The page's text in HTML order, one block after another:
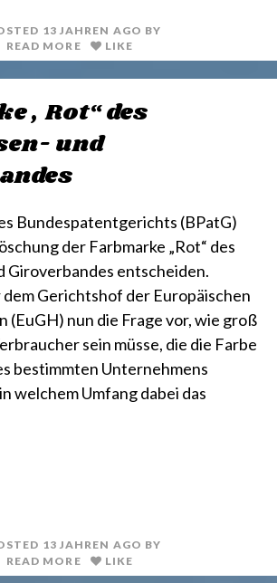
13 JAHREN AGO BY
READ MORE
LIKE
„Rot“ des
und
Bundespatentgerichts (BPatG)
der Farbmarke „Rot“ des
Giroverbandes entscheiden.
Gerichtshof der Europäischen
(EuGH) nun die Frage vor, wie groß
sein müsse, die die Farbe
bestimmten Unternehmens
welchem Umfang dabei das
13 JAHREN AGO BY
READ MORE
LIKE